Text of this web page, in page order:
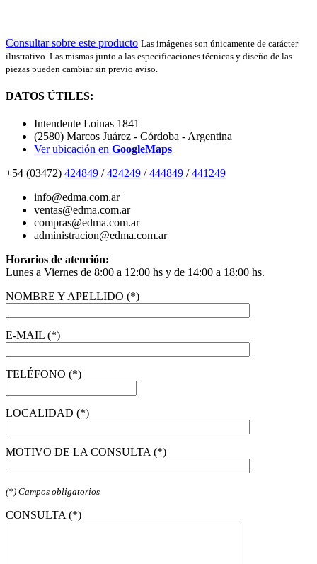
Consultar sobre este producto Las imágenes son únicamente de carácter
ilustrativo. Las mismas junto a las especificaciones técnicas y diseño de las
piezas pueden cambiar sin previo aviso.
DATOS ÚTILES:
Intendente Loinas 1841
(2580) Marcos Juárez - Córdoba - Argentina
Ver ubicación en GoogleMaps
+54 (03472) 424849 /424249 /444849 /441249
info@edma.com.ar
ventas@edma.com.ar
compras@edma.com.ar
administracion@edma.com.ar
Horarios de atención:
Lunes a Viernes de 8:00 a 12:00 hs y de 14:00 a 18:00 hs.
NOMBRE Y APELLIDO (*)
E-MAIL (*)
TELÉFONO (*)
LOCALIDAD (*)
MOTIVO DE LA CONSULTA (*)
(*) Campos obligatorios
CONSULTA (*)